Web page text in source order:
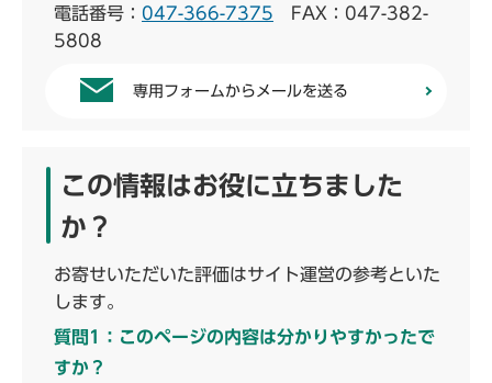
電話番号： 047-366-7375 FAX：047-382-
5808
専用フォームからメールを送る
この情報はお役に立ちました
か？
お寄せいただいた評価はサイト運営の参考といた
します。
質問1：このページの内容は分かりやすかったで
すか？